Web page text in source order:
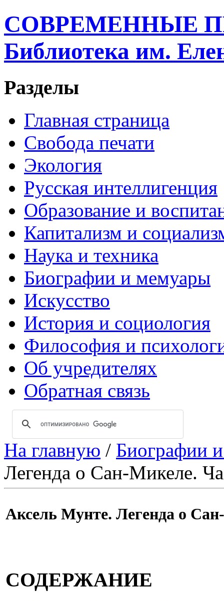
СОВРЕМЕННЫЕ
Библиотека им.
Разделы
Главная страница
Свобода печати
Экология
Русская интеллигенция
Образование и
Капитализм и
Наука и техника
Биографии и мемуары
Искусство
История и социология
Философия и
Об учредителях
Обратная связь
На главную / Биографии
Легенда о Сан-Микеле.
Аксель Мунте. Легенда о
СОДЕРЖАНИЕ